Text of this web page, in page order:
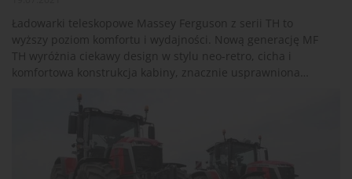
Ładowarki teleskopowe Massey Ferguson z serii TH to
wyższy poziom komfortu i wydajności. Nową generację MF
TH wyróżnia ciekawy design w stylu neo-retro, cicha i
komfortowa konstrukcja kabiny, znacznie usprawniona